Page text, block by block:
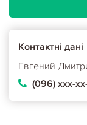
Контактні дані
Евгений
(096) ххх-